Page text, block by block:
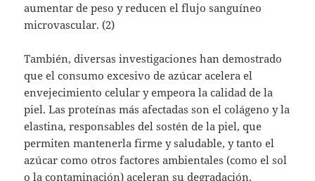
aumentar de peso y reducen el flujo sanguíneo
microvascular. (2)
También, diversas investigaciones han demostrado
que el consumo excesivo de azúcar acelera el
envejecimiento celular y empeora la calidad de la
piel. Las proteínas más afectadas son el colágeno y la
elastina, responsables del sostén de la piel, que
permiten mantenerla firme y saludable, y tanto el
azúcar como otros factores ambientales (como el sol
o la contaminación) aceleran su degradación.